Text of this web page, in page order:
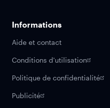
Informations
Aide et contact
Conditions d'utilisation
Politique de confidentialité
Publicité